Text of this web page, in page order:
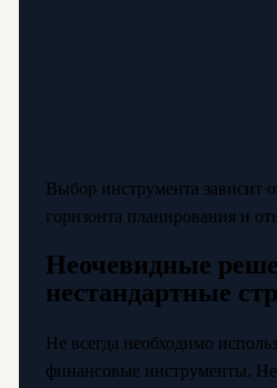
Выбор инструмента зависит
горизонта планирования и
Неочевидные
нестандартные
Не всегда необходимо
финансовые инструменты.